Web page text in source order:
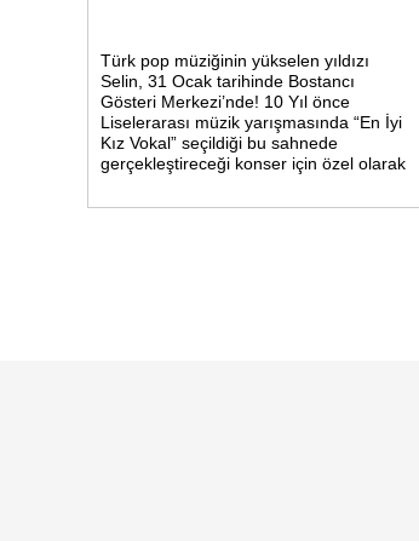
Türk pop müziğinin yükselen yıldızı
Selin, 31 Ocak tarihinde Bostancı
Gösteri Merkezi’nde! 10 Yıl önce
Liselerarası müzik yarışmasında “En İyi
Kız Vokal” seçildiği bu sahnede
gerçekleştireceği konser için özel olarak